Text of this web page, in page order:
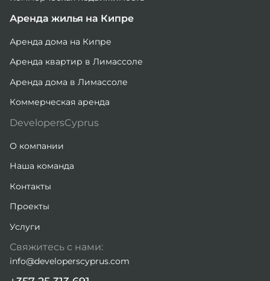
Аренда жилья на Кипре
Аренда дома на Кипре
Аренда квартир в Лимассоле
Аренда дома в Лимассоле
Коммерческая аренда
DevelopersCyprus
О компании
Наша команда
Контакты
Проекты
Услуги
Свяжитесь с нами:
info@developerscyprus.com